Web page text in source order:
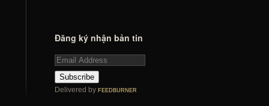
Đăng ký nhận bản tin
Subscribe
Delivered by FEEDBURNER